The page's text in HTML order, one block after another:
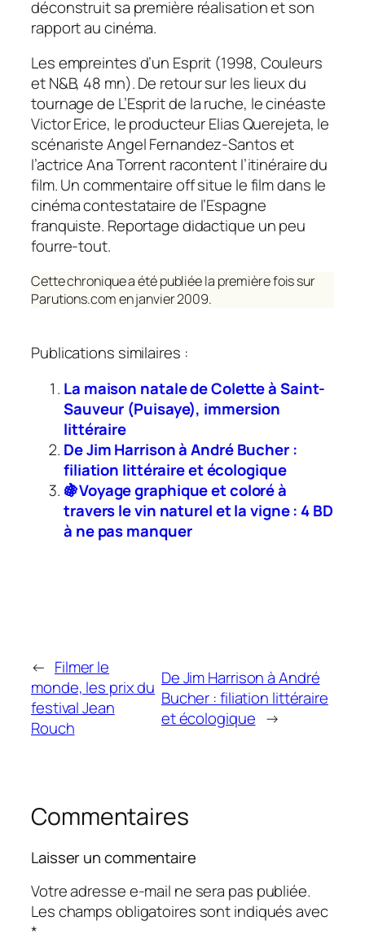
déconstruit sa première réalisation et son
rapport au cinéma.
Les empreintes d’un Esprit (1998, Couleurs
et N&B, 48 mn). De retour sur les lieux du
tournage de L’Esprit de la ruche, le cinéaste
Victor Erice, le producteur Elias Querejeta, le
scénariste Angel Fernandez-Santos et
l’actrice Ana Torrent racontent l’itinéraire du
film. Un commentaire off situe le film dans le
cinéma contestataire de l’Espagne
franquiste. Reportage didactique un peu
fourre-tout.
Cette chronique a été publiée la première fois sur
Parutions.com en janvier 2009.
Publications similaires :
La maison natale de Colette à Saint-
Sauveur (Puisaye), immersion
littéraire
De Jim Harrison à André Bucher :
filiation littéraire et écologique
🍇Voyage graphique et coloré à
travers le vin naturel et la vigne : 4 BD
à ne pas manquer
← Filmer le
monde, les prix du
festival Jean
Rouch
De Jim Harrison à André
Bucher : filiation littéraire
et écologique →
Commentaires
Laisser un commentaire
Votre adresse e-mail ne sera pas publiée.
Les champs obligatoires sont indiqués avec
*